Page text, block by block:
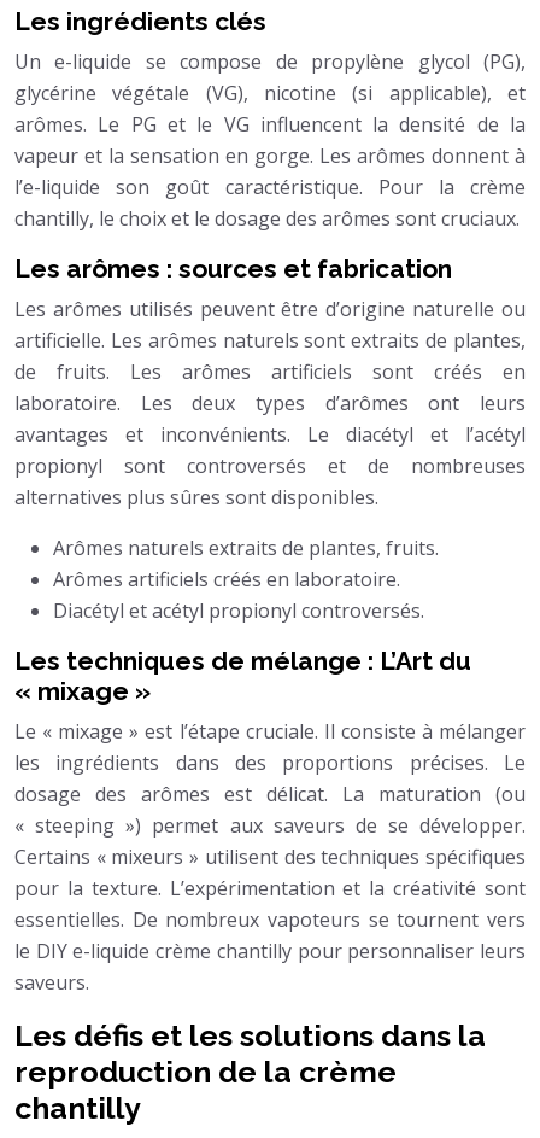
Les ingrédients clés
Un e-liquide se compose de propylène glycol (PG),
glycérine végétale (VG), nicotine (si applicable), et
arômes. Le PG et le VG influencent la densité de la
vapeur et la sensation en gorge. Les arômes donnent à
l’e-liquide son goût caractéristique. Pour la crème
chantilly, le choix et le dosage des arômes sont cruciaux.
Les arômes : sources et fabrication
Les arômes utilisés peuvent être d’origine naturelle ou
artificielle. Les arômes naturels sont extraits de plantes,
de fruits. Les arômes artificiels sont créés en
laboratoire. Les deux types d’arômes ont leurs
avantages et inconvénients. Le diacétyl et l’acétyl
propionyl sont controversés et de nombreuses
alternatives plus sûres sont disponibles.
Arômes naturels extraits de plantes, fruits.
Arômes artificiels créés en laboratoire.
Diacétyl et acétyl propionyl controversés.
Les techniques de mélange : L’Art du
« mixage »
Le « mixage » est l’étape cruciale. Il consiste à mélanger
les ingrédients dans des proportions précises. Le
dosage des arômes est délicat. La maturation (ou
« steeping ») permet aux saveurs de se développer.
Certains « mixeurs » utilisent des techniques spécifiques
pour la texture. L’expérimentation et la créativité sont
essentielles. De nombreux vapoteurs se tournent vers
le DIY e-liquide crème chantilly pour personnaliser leurs
saveurs.
Les défis et les solutions dans la
reproduction de la crème
chantilly